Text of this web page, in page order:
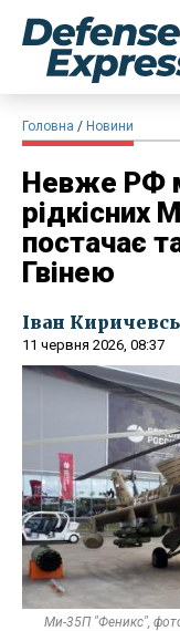
Головна Новини
Невже РФ
постачає
Гвінею
Іван
11 червня 2026, 08:37
Ми-35П "Феникс",